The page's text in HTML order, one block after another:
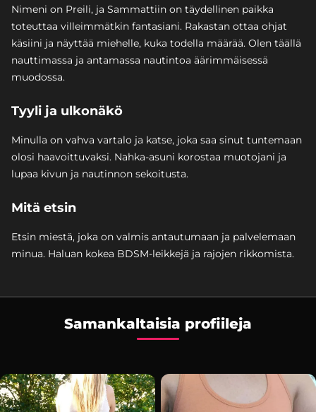
Nimeni on Preili, ja Sammattiin on täydellinen paikka
toteuttaa villeimmätkin fantasiani. Rakastan ottaa ohjat
käsiini ja näyttää miehelle, kuka todella määrää. Olen täällä
nauttimassa ja antamassa nautintoa äärimmäisessä
muodossa.
Tyyli ja ulkonäkö
Minulla on vahva vartalo ja katse, joka saa sinut tuntemaan
olosi haavoittuvaksi. Nahka-asuni korostaa muotojani ja
lupaa kivun ja nautinnon sekoitusta.
Mitä etsin
Etsin miestä, joka on valmis antautumaan ja palvelemaan
minua. Haluan kokea BDSM-leikkejä ja rajojen rikkomista.
Samankaltaisia profiileja